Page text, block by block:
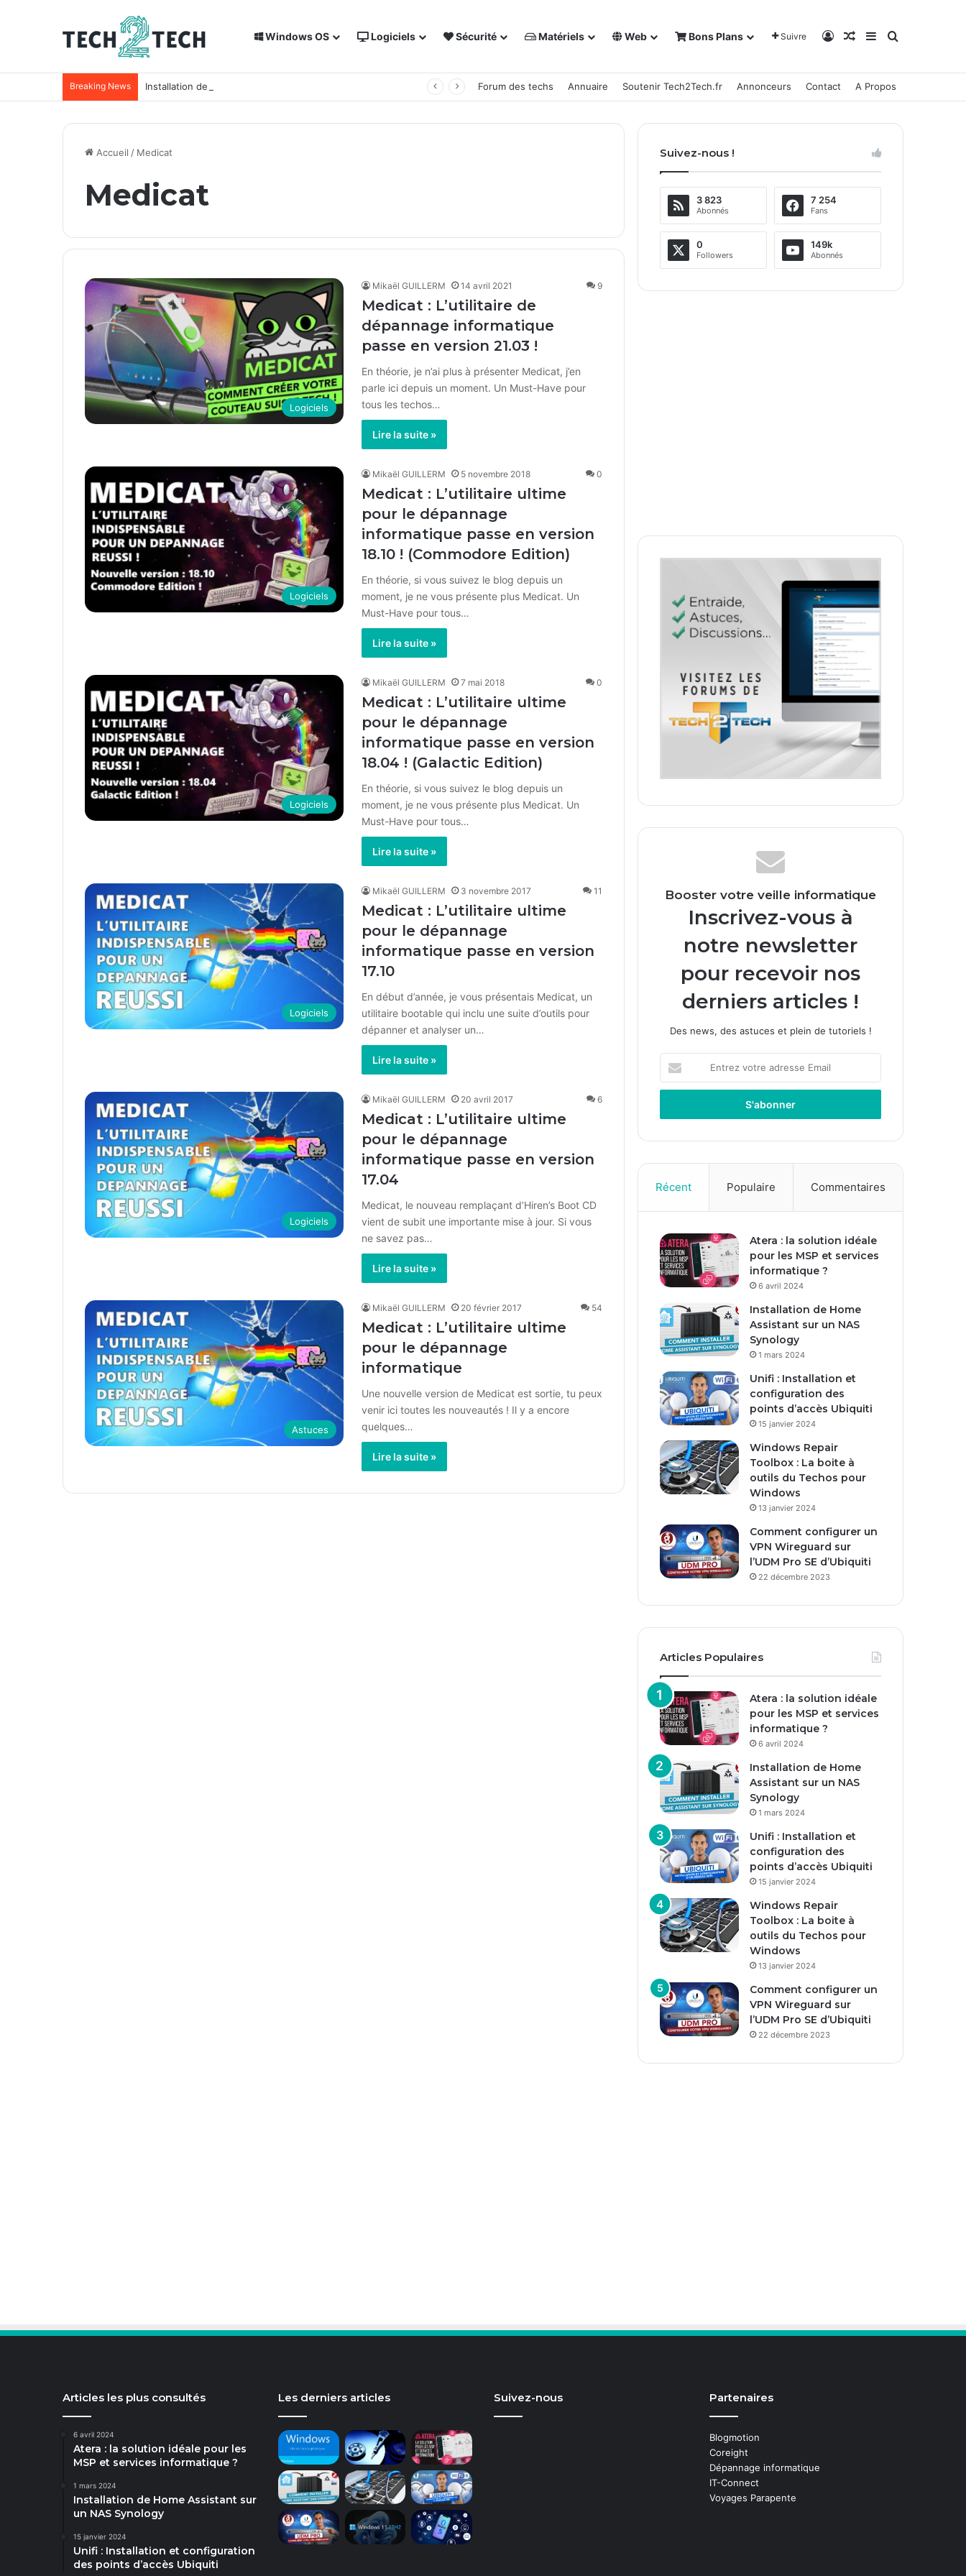
Windows OS Logiciels Sécurité Matériels Web Bons Plans Suivre Connexion
Article Aléatoire
Sidebar (barre
Rechercher
Breaking News Installation de Home Assistant sur un NAS Synology Forum des techs Annuaire Soutenir Tech2Tech.fr Annonceurs Contact A Propos
Accueil / Medicat
Medicat
Logiciels
Mikaël GUILLERM 14 avril 2021 9
Medicat : L’utilitaire de
dépannage informatique
passe en version 21.03 !
En théorie, je n’ai plus à présenter Medicat, j’en
parle ici depuis un moment. Un Must-Have pour
tous les techos…
Lire la suite »
Logiciels
Mikaël GUILLERM 5 novembre 2018 0
Medicat : L’utilitaire ultime
pour le dépannage
informatique passe en version
18.10 ! (Commodore Edition)
En théorie, si vous suivez le blog depuis un
moment, je ne vous présente plus Medicat. Un
Must-Have pour tous…
Lire la suite »
Logiciels
Mikaël GUILLERM 7 mai 2018 0
Medicat : L’utilitaire ultime
pour le dépannage
informatique passe en version
18.04 ! (Galactic Edition)
En théorie, si vous suivez le blog depuis un
moment, je ne vous présente plus Medicat. Un
Must-Have pour tous…
Lire la suite »
Logiciels
Mikaël GUILLERM 3 novembre 2017 11
Medicat : L’utilitaire ultime
pour le dépannage
informatique passe en version
17.10
En début d’année, je vous présentais Medicat, un
utilitaire bootable qui inclu une suite d’outils pour
dépanner et analyser un…
Lire la suite »
Logiciels
Mikaël GUILLERM 20 avril 2017 6
Medicat : L’utilitaire ultime
pour le dépannage
informatique passe en version
17.04
Medicat, le nouveau remplaçant d’Hiren’s Boot CD
vient de subit une importante mise à jour. Si vous
ne savez pas…
Lire la suite »
Astuces
Mikaël GUILLERM 20 février 2017 54
Medicat : L’utilitaire ultime
pour le dépannage
informatique
Une nouvelle version de Medicat est sortie, tu peux
venir ici toutes les nouveautés ! Il y a encore
quelques…
Lire la suite »
Suivez-nous !
3 823
Abonnés
7 254
Fans
0
Followers
149k
Abonnés
Booster votre veille informatique
Inscrivez-vous à
notre newsletter
pour recevoir nos
derniers articles !
Des news, des astuces et plein de tutoriels !
t
e
o
t
e
d
r
e
s
e
m
i
l
Récent Populaire Commentaires
Atera : la solution idéale
pour les MSP et services
informatique ?
6 avril 2024
Installation de Home
Assistant sur un NAS
Synology
1 mars 2024
Unifi : Installation et
configuration des
points d’accès Ubiquiti
15 janvier 2024
Windows Repair
Toolbox : La boite à
outils du Techos pour
Windows
13 janvier 2024
Comment configurer un
VPN Wireguard sur
l’UDM Pro SE d’Ubiquiti
22 décembre 2023
Articles Populaires
Atera : la solution idéale
pour les MSP et services
informatique ?
6 avril 2024
Installation de Home
Assistant sur un NAS
Synology
1 mars 2024
Unifi : Installation et
configuration des
points d’accès Ubiquiti
15 janvier 2024
Windows Repair
Toolbox : La boite à
outils du Techos pour
Windows
13 janvier 2024
Comment configurer un
VPN Wireguard sur
l’UDM Pro SE d’Ubiquiti
22 décembre 2023
Articles les plus consultés
6 avril 2024
Atera : la solution idéale pour les
MSP et services informatique ?
1 mars 2024
Installation de Home Assistant sur
un NAS Synology
15 janvier 2024
Unifi : Installation et configuration
des points d’accès Ubiquiti
Les derniers articles Suivez-nous Partenaires
Blogmotion
Coreight
Dépannage informatique
IT-Connect
Voyages Parapente